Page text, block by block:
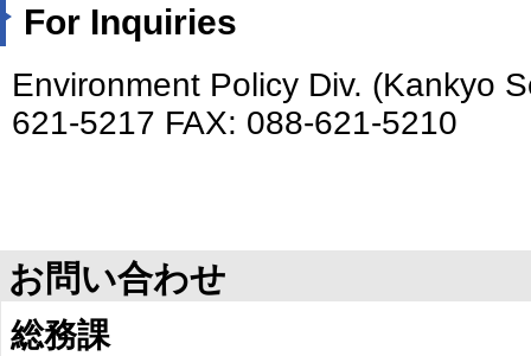
For Inquiries
Environment Policy Div. (Kankyo
621-5217 FAX: 088-621-5210
お問い合わせ
総務課